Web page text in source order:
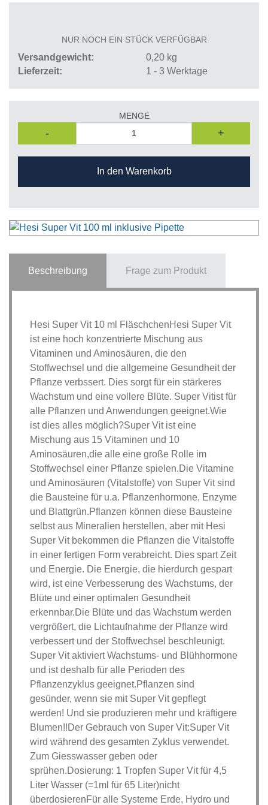
NUR NOCH EIN STÜCK VERFÜGBAR
Versandgewicht 0,20 kg
Lieferzeit
1 - 3 Werktage
MENGE
- +
In den Warenkorb
Beschreibung Frage zum Produkt
Hesi Super Vit 10 ml FläschchenHesi Super Vit
ist eine hoch konzentrierte Mischung aus
Vitaminen und Aminosäuren, die den
Stoffwechsel und die allgemeine Gesundheit der
Pflanze verbssert. Dies sorgt für ein stärkeres
Wachstum und eine vollere Blüte. Super Vitist für
alle Pflanzen und Anwendungen geeignet.Wie
ist dies alles möglich?Super Vit ist eine
Mischung aus 15 Vitaminen und 10
Aminosäuren,die alle eine große Rolle im
Stoffwechsel einer Pflanze spielen.Die Vitamine
und Aminosäuren (Vitalstoffe) von Super Vit sind
die Bausteine für u.a. Pflanzenhormone, Enzyme
und Blattgrün.Pflanzen können diese Bausteine
selbst aus Mineralien herstellen, aber mit Hesi
Super Vit bekommen die Pflanzen die Vitalstoffe
in einer fertigen Form verabreicht. Dies spart Zeit
und Energie. Die Energie, die hierdurch gespart
wird, ist eine Verbesserung des Wachstums, der
Blüte und einer optimalen Gesundheit
erkennbar.Die Blüte und das Wachstum werden
vergrößert, die Lichtaufnahme der Pflanze wird
verbessert und der Stoffwechsel beschleunigt.
Super Vit aktiviert Wachstums- und Blühhormone
und ist deshalb für alle Perioden des
Pflanzenzyklus geeignet.Pflanzen sind
gesünder, wenn sie mit Super Vit gepflegt
werden! Und sie produzieren mehr und kräftigere
Blumen!!Der Gebrauch von Super Vit:Super Vit
wird während des gesamten Zyklus verwendet.
Zum Giesswasser geben oder
sprühen.Dosierung: 1 Tropfen Super Vit für 4,5
Liter Wasser (=1ml für 65 Liter)nicht
überdosierenFür alle Systeme Erde, Hydro und